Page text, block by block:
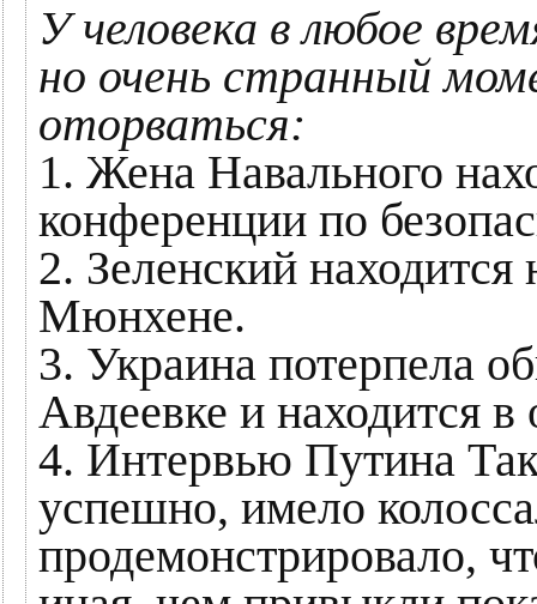
У человека в любое
но очень странный
оторваться:
1. Жена Навального
конференции по
2. Зеленский
Мюнхене.
3. Украина потерпела
Авдеевке и находится
4. Интервью Путина
успешно, имело
продемонстрировало,